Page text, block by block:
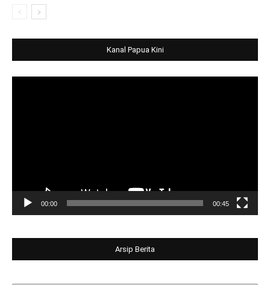
Kanal Papua Kini
00:00 00:45
Arsip Berita
Arsip